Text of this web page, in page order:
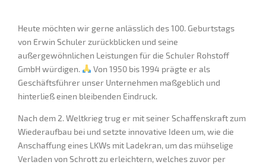
Heute möchten wir gerne anlässlich des 100. Geburtstags
von Erwin Schuler zurückblicken und seine
außergewöhnlichen Leistungen für die Schuler Rohstoff
GmbH würdigen.
Von 1950 bis 1994 prägte er als
Geschäftsführer unser Unternehmen maßgeblich und
hinterließ einen bleibenden Eindruck.
Nach dem 2. Weltkrieg trug er mit seiner Schaffenskraft zum
Wiederaufbau bei und setzte innovative Ideen um, wie die
Anschaffung eines LKWs mit Ladekran, um das mühselige
Verladen von Schrott zu erleichtern, welches zuvor per